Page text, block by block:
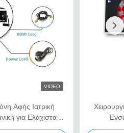
VIDEO
Αφής Ιατρική
για Ελάχιστα
Επεμβάσεις